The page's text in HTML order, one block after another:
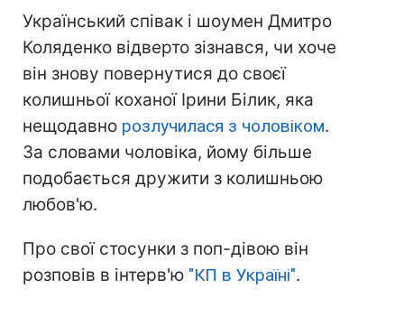
Український співак і шоумен Дмитро
Коляденко відверто зізнався, чи хоче
він знову повернутися до своєї
колишньої коханої Ірини Білик, яка
нещодавно розлучилася з чоловіком.
За словами чоловіка, йому більше
подобається дружити з колишньою
любов'ю.
Про свої стосунки з поп-дівою він
розповів в інтерв'ю "КП в Україні".